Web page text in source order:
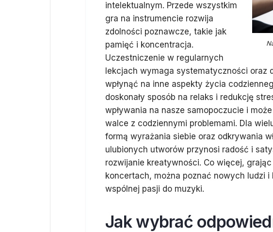
intelektualnym. Przede wszystkim
gra na instrumencie rozwija
zdolności poznawcze, takie jak
pamięć i koncentracja.
Uczestniczenie w regularnych
lekcjach wymaga systematyczności oraz
wpłynąć na inne aspekty życia
doskonały sposób na relaks i redukcję
wpływania na nasze samopoczucie i
walce z codziennymi problemami. Dla
formą wyrażania siebie oraz odkrywania
ulubionych utworów przynosi radość i
rozwijanie kreatywności. Co więcej,
koncertach, można poznać nowych ludzi
wspólnej pasji do muzyki.
Jak wybrać